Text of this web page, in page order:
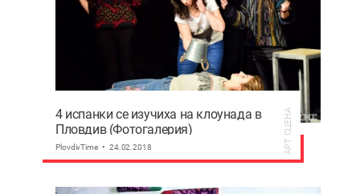
4 испанки се изучиха на клоунада в
Пловдив (Фотогалерия)
PlovdivTime 24.02.2018 АРТ СЦЕНА